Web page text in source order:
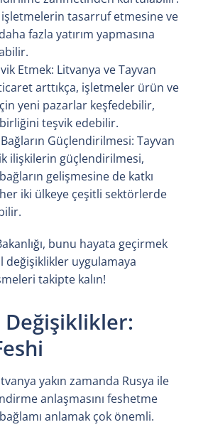
işletmelerin tasarruf etmesine ve
fazla yatırım yapmasına
Etmek: Litvanya ve Tayvan
arttıkça, işletmeler ürün ve
yeni pazarlar keşfedebilir,
teşvik edebilir.
Güçlendirilmesi: Tayvan
ilişkilerin güçlendirilmesi,
gelişmesine de katkı
iki ülkeye çeşitli sektörlerde
bunu hayata geçirmek
değişiklikler uygulamaya
takipte kalın!
Değişiklikler:
yakın zamanda Rusya ile
anlaşmasını feshetme
anlamak çok önemli.